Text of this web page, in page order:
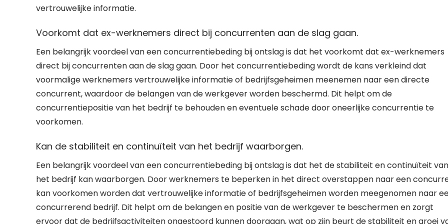
vertrouwelijke informatie.
Voorkomt dat ex-werknemers direct bij concurrenten aan de slag gaan.
Een belangrijk voordeel van een concurrentiebeding bij ontslag is dat het voorkomt dat ex-werknemers
direct bij concurrenten aan de slag gaan. Door het concurrentiebeding wordt de kans verkleind dat
voormalige werknemers vertrouwelijke informatie of bedrijfsgeheimen meenemen naar een directe
concurrent, waardoor de belangen van de werkgever worden beschermd. Dit helpt om de
concurrentiepositie van het bedrijf te behouden en eventuele schade door oneerlijke concurrentie te
voorkomen.
Kan de stabiliteit en continuïteit van het bedrijf waarborgen.
Een belangrijk voordeel van een concurrentiebeding bij ontslag is dat het de stabiliteit en continuïteit van
het bedrijf kan waarborgen. Door werknemers te beperken in het direct overstappen naar een
kan voorkomen worden dat vertrouwelijke informatie of bedrijfsgeheimen worden meegenomen naar
concurrerend bedrijf. Dit helpt om de belangen en positie van de werkgever te beschermen en zorgt
ervoor dat de bedrijfsactiviteiten ongestoord kunnen doorgaan, wat op zijn beurt de stabiliteit en groei